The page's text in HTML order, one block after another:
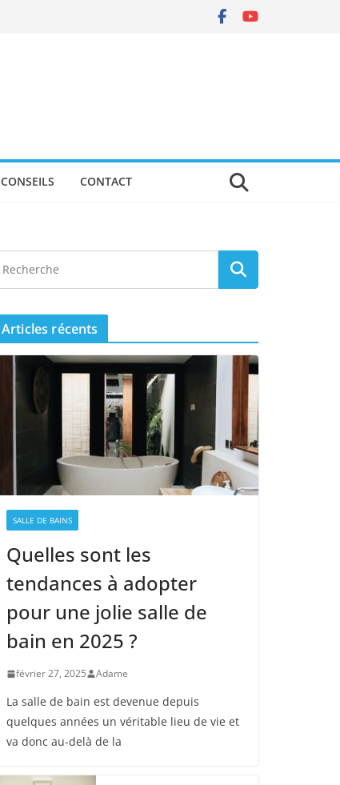
CONSEILS CONTACT
Articles récents
SALLE DE BAINS
Quelles sont les
tendances à adopter
pour une jolie salle de
bain en 2025 ?
février 27, 2025 Adame
La salle de bain est devenue depuis
quelques années un véritable lieu de vie et
va donc au-delà de la